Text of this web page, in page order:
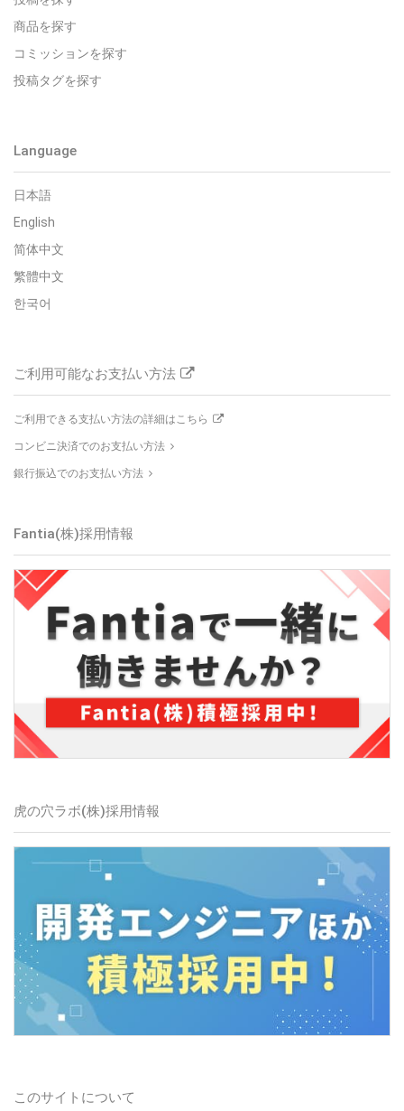
商品を探す
コミッションを探す
投稿タグを探す
Language
日本語
English
简体中文
繁體中文
한국어
ご利用可能なお支払い方法
ご利用できる支払い方法の詳細はこちら
コンビニ決済でのお支払い方法
銀行振込でのお支払い方法
Fantia(株)採用情報
虎の穴ラボ(株)採用情報
このサイトについて